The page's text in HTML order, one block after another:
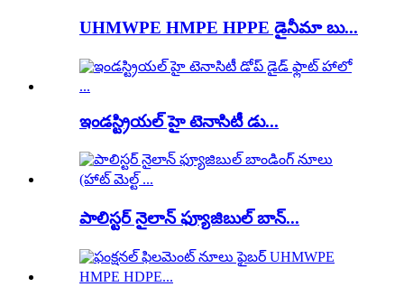
UHMWPE HMPE HPPE డైనీమా బు...
ఇండస్ట్రియల్ హై టెనాసిటీ డు...
పాలిస్టర్ నైలాన్ ఫ్యూజిబుల్ బాన్...